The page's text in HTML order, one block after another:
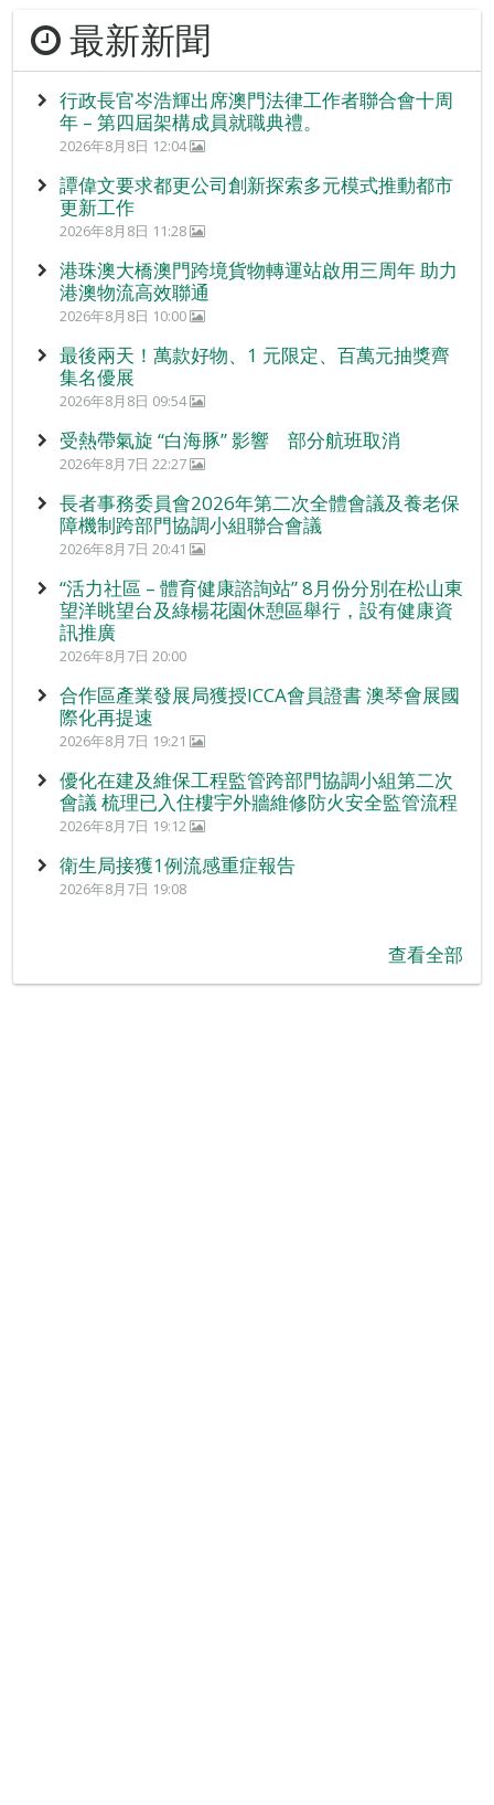
最新新聞
行政長官岑浩輝出席澳門法律工作者聯合會十周
年 – 第四屆架構成員就職典禮。
2026年8月8日 12:04
譚偉文要求都更公司創新探索多元模式推動都市
更新工作
2026年8月8日 11:28
港珠澳大橋澳門跨境貨物轉運站啟用三周年 助力
港澳物流高效聯通
2026年8月8日 10:00
最後兩天！萬款好物、1 元限定、百萬元抽獎齊
集名優展
2026年8月8日 09:54
受熱帶氣旋 “白海豚” 影響 部分航班取消
2026年8月7日 22:27
長者事務委員會2026年第二次全體會議及養老保
障機制跨部門協調小組聯合會議
2026年8月7日 20:41
“活力社區 – 體育健康諮詢站” 8月份分別在松山東
望洋眺望台及綠楊花園休憩區舉行，設有健康資
訊推廣
2026年8月7日 20:00
合作區產業發展局獲授ICCA會員證書 澳琴會展國
際化再提速
2026年8月7日 19:21
優化在建及維保工程監管跨部門協調小組第二次
會議 梳理已入住樓宇外牆維修防火安全監管流程
2026年8月7日 19:12
衛生局接獲1例流感重症報告
2026年8月7日 19:08
查看全部